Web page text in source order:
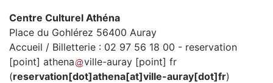
Centre Culturel Athéna
Place du Gohlérez 56400 Auray
Accueil / Billetterie : 02 97 56 18 00 - reservation
[point] athena ville-auray [point] fr
(reservation[dot]athena[at]ville-auray[dot]fr)